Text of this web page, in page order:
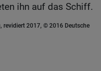
ihn auf das Schiff.
revidiert 2017, © 2016 Deutsche